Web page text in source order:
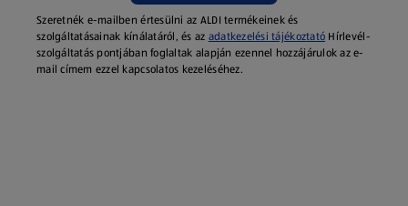
Szeretnék e-mailben értesülni az ALDI termékeinek és
szolgáltatásainak kínálatáról, és az adatkezelési tájékoztató Hírlevél-
szolgáltatás pontjában foglaltak alapján ezennel hozzájárulok az e-
mail címem ezzel kapcsolatos kezeléséhez.